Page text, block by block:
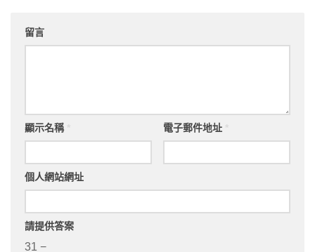
留言
顯示名稱 電子郵件地址
個人網站網址
請提供答案
31 −